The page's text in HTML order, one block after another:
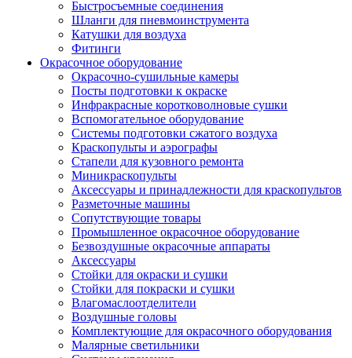
Быстросъемные соединения
Шланги для пневмоинструмента
Катушки для воздуха
Фитинги
Окрасочное оборудование
Окрасочно-сушильные камеры
Посты подготовки к окраске
Инфракрасные коротковолновые сушки
Вспомогательное оборудование
Системы подготовки сжатого воздуха
Краскопульты и аэрографы
Стапели для кузовного ремонта
Миникраскопульты
Аксессуары и принадлежности для краскопультов
Разметочные машины
Сопутствующие товары
Промышленное окрасочное оборудование
Безвоздушные окрасочные аппараты
Аксессуары
Стойки для окраски и сушки
Стойки для покраски и сушки
Влагомаслоотделители
Воздушные головы
Комплектующие для окрасочного оборудования
Малярные светильники